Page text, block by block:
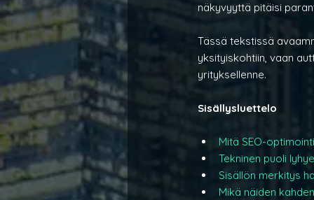
näkyvyyttä pitäisi
Tässä tekstissä
yksityiskohtiin, vaan
yrityksellenne.
Sisällysluettelo
Mitä SEO-
Tekninen puoli
Sisällön merkitys
Mikä näiden